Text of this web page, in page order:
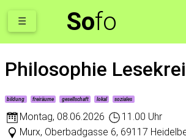
Sofo
☰
Philosophie
bildung freiräume gesellschaft lokal soziales
Montag, 08.06.2026
11.00 Uhr
Murx, Oberbadgasse 6, 69117